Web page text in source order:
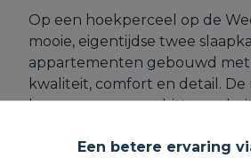
Een betere ervaring
Op een hoekperceel op de
mooie, eigentijdse twee
appartementen gebouwd met
kwaliteit, comfort en detail. De
bezorgen u een schitterend
appartement over een